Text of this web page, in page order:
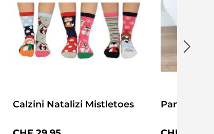
Calzini Natalizi Mistletoes Pantofole